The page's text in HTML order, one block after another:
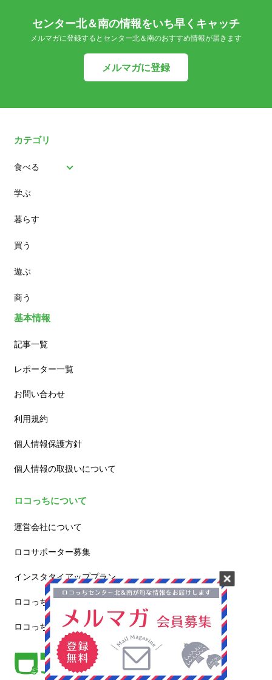
センター北＆南の情報をいち早くキャッチ
メルマガに登録するとセンター北＆南のおすすめ情報が届きます
メルマガに登録
カテゴリ
食べる
パン
スイーツ
ランチ
カフェ
学ぶ
暮らす
買う
遊ぶ
商う
基本情報
記事一覧
レポーター一覧
お問い合わせ
利用規約
個人情報保護方針
個人情報の取扱いについて
ロコっちについて
運営会社について
ロコサポーター募集
インスタタイアッププラン
ロコっち – たまプラーザ
ロコっち – 新百合ヶ丘